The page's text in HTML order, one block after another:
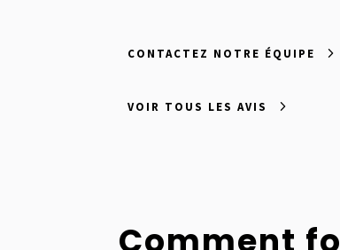
CONTACTEZ NOTRE ÉQUIPE
VOIR TOUS LES AVIS